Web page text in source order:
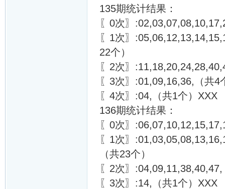
135期统计结果：
〖0次〗
〖1次〗
22个）
〖2次〗
〖3次〗:01,09,16,36,（共4
〖4次〗:04,（共1个）XXX
136期统计结果：
〖0次〗
〖1次〗
（共23个）
〖2次〗
〖3次〗:14,（共1个）XXX